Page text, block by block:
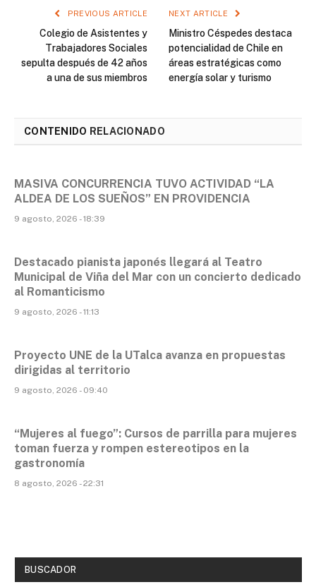
PREVIOUS ARTICLE
Colegio de Asistentes y
Trabajadores Sociales
sepulta después de 42 años
a una de sus miembros
NEXT ARTICLE
Ministro Céspedes destaca
potencialidad de Chile en
áreas estratégicas como
energía solar y turismo
CONTENIDO RELACIONADO
MASIVA CONCURRENCIA TUVO ACTIVIDAD “LA
ALDEA DE LOS SUEÑOS” EN PROVIDENCIA
9 agosto, 2026 - 18:39
Destacado pianista japonés llegará al Teatro
Municipal de Viña del Mar con un concierto dedicado
al Romanticismo
9 agosto, 2026 - 11:13
Proyecto UNE de la UTalca avanza en propuestas
dirigidas al territorio
9 agosto, 2026 - 09:40
“Mujeres al fuego”: Cursos de parrilla para mujeres
toman fuerza y rompen estereotipos en la
gastronomía
8 agosto, 2026 - 22:31
BUSCADOR